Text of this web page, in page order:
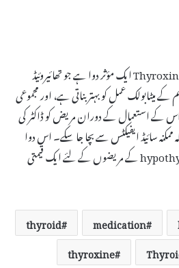
Thyroxine Sodium Tablets 50 Mcg ایک مؤثر دوا ہے جو تھائیروئیڈ
میٹابولک عمل کو بہتر بناتی ہے، اور مجموعی
کے استعمال کے دوران مریض کو ڈاکٹر کی
سائیڈ ایفیکٹس سے بچا جا سکے۔ اس دوا
کے فوائد کی وجہ سے یہ hypothyroidism کے مریضوں کے لئے ایک قیمتی
medication
thyroid
thyroxine